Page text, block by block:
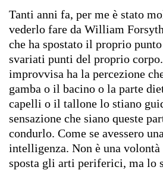
Tanti anni fa, per me è stato
vederlo fare da William
che ha spostato il proprio
svariati punti del proprio
improvvisa ha la percezione
gamba o il bacino o la parte
capelli o il tallone lo stiano
sensazione che siano queste
condurlo. Come se avessero
intelligenza. Non è una
sposta gli arti periferici, ma lo